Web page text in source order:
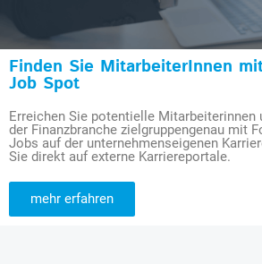
Finden Sie MitarbeiterInnen
Job Spot
Erreichen Sie potentielle Mitarbeiterinnen
der Finanzbranche zielgruppengenau mit
Jobs auf der unternehmenseigenen
Sie direkt auf externe Karriereportale.
mehr erfahren